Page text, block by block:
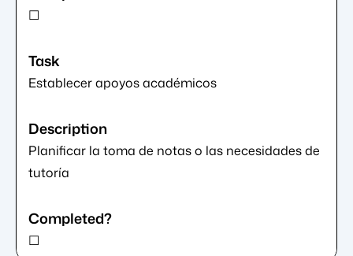
☐
Establecer apoyos académicos
Planificar la toma de notas o las necesidades de
tutoría
☐